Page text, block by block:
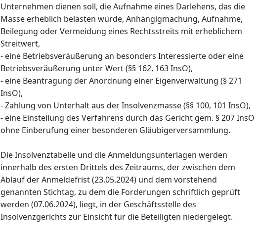
Unternehmen dienen soll, die Aufnahme eines Darlehens, das die
Masse erheblich belasten würde, Anhängigmachung, Aufnahme,
Beilegung oder Vermeidung eines Rechtsstreits mit erheblichem
Streitwert,
- eine Betriebsveräußerung an besonders Interessierte oder eine
Betriebsveräußerung unter Wert (§§ 162, 163 InsO),
- eine Beantragung der Anordnung einer Eigenverwaltung (§ 271
InsO),
- Zahlung von Unterhalt aus der Insolvenzmasse (§§ 100, 101 InsO),
- eine Einstellung des Verfahrens durch das Gericht gem. § 207 InsO
ohne Einberufung einer besonderen Gläubigerversammlung.
Die Insolvenztabelle und die Anmeldungsunterlagen werden
innerhalb des ersten Drittels des Zeitraums, der zwischen dem
Ablauf der Anmeldefrist (23.05.2024) und dem vorstehend
genannten Stichtag, zu dem die Forderungen schriftlich geprüft
werden (07.06.2024), liegt, in der Geschäftsstelle des
Insolvenzgerichts zur Einsicht für die Beteiligten niedergelegt.